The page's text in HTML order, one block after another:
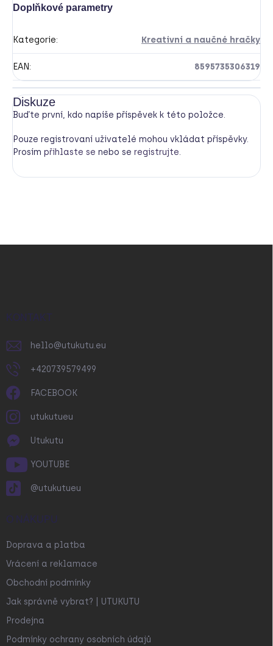
Doplňkové parametry
Kategorie: Kreativní a naučné hračky
EAN: 8595735306319
Diskuze
Buďte první, kdo napíše příspěvek k této položce.
Pouze registrovaní uživatelé mohou vkládat příspěvky.
Prosím přihlaste se nebo se registrujte.
KONTAKT
hello@utukutu.eu
+420739579499
FACEBOOK
utukutueu
Utukutu
YOUTUBE
@utukutueu
O NÁKUPU
Doprava a platba
Vrácení a reklamace
Obchodní podmínky
Jak správně vybrat? | UTUKUTU
Prodejna
Podmínky ochrany osobních údajů